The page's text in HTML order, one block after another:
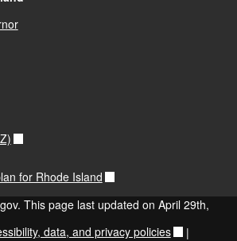
for Rhode Island
This page last updated on April 29th,
data, and privacy policies |